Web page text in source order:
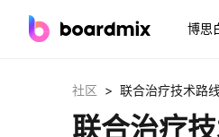
博思
社区 > 联合治疗技术路
联合治疗